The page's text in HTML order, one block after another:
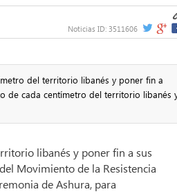
Noticias ID: 3511606
del territorio libanés y poner fin a
de cada centímetro del territorio libanés
libanés y poner fin a sus
Movimiento de la Resistencia
de Ashura, para